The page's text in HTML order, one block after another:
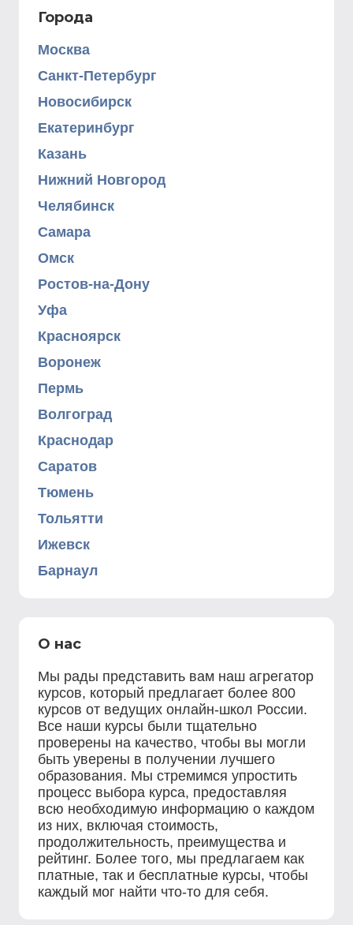
Города
Москва
Санкт-Петербург
Новосибирск
Екатеринбург
Казань
Нижний Новгород
Челябинск
Самара
Омск
Ростов-на-Дону
Уфа
Красноярск
Воронеж
Пермь
Волгоград
Краснодар
Саратов
Тюмень
Тольятти
Ижевск
Барнаул
О нас
Мы рады представить вам наш агрегатор
курсов, который предлагает более 800
курсов от ведущих онлайн-школ России.
Все наши курсы были тщательно
проверены на качество, чтобы вы могли
быть уверены в получении лучшего
образования. Мы стремимся упростить
процесс выбора курса, предоставляя
всю необходимую информацию о каждом
из них, включая стоимость,
продолжительность, преимущества и
рейтинг. Более того, мы предлагаем как
платные, так и бесплатные курсы, чтобы
каждый мог найти что-то для себя.